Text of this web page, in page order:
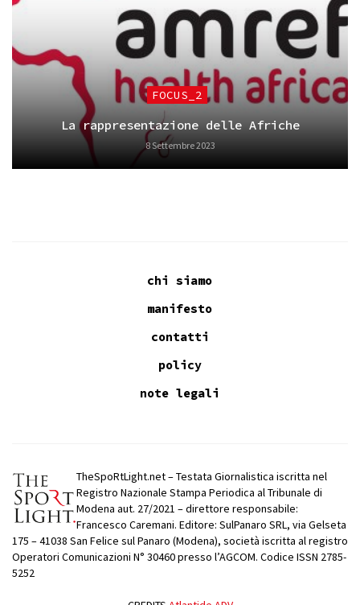
FOCUS_2
La rappresentazione delle Afriche
8 Settembre 2023
chi siamo
manifesto
contatti
policy
note legali
TheSpoRtLight.net – Testata Giornalistica iscritta nel
Registro Nazionale Stampa Periodica al Tribunale di
Modena aut. 27/2021 – direttore responsabile:
Francesco Caremani. Editore: SulPanaro SRL, via Gelseta
175 – 41038 San Felice sul Panaro (Modena), società iscritta al registro
Operatori Comunicazioni N° 30460 presso l’AGCOM. Codice ISSN 2785-
5252